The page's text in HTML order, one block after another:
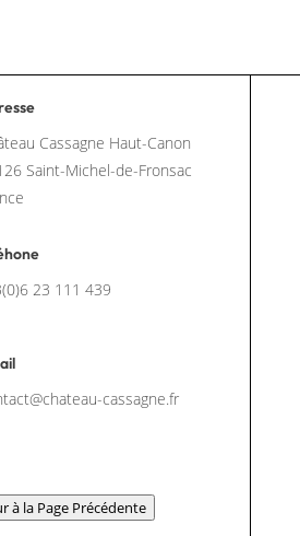
Cassagne Haut-Canon
Saint-Michel-de-Fronsac
23 111 439
cassagne.fr
à la Page Précédente